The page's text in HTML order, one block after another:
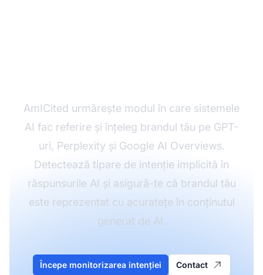
AmICited urmărește modul în care sistemele
AI fac referire și înțeleg brandul tău pe GPT-
uri, Perplexity și Google AI Overviews.
Detectează tipare de intenție implicită în
răspunsurile AI și asigură-te că brandul tău
este reprezentat cu acuratețe în conținutul
generat de AI.
Începe monitorizarea intenției Contact